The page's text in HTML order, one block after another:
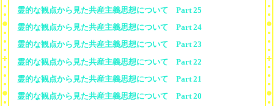
霊的な観点から見た共産主義思想について Part 25
霊的な観点から見た共産主義思想について Part 24
霊的な観点から見た共産主義思想について Part 23
霊的な観点から見た共産主義思想について Part 22
霊的な観点から見た共産主義思想について Part 21
霊的な観点から見た共産主義思想について Part 20